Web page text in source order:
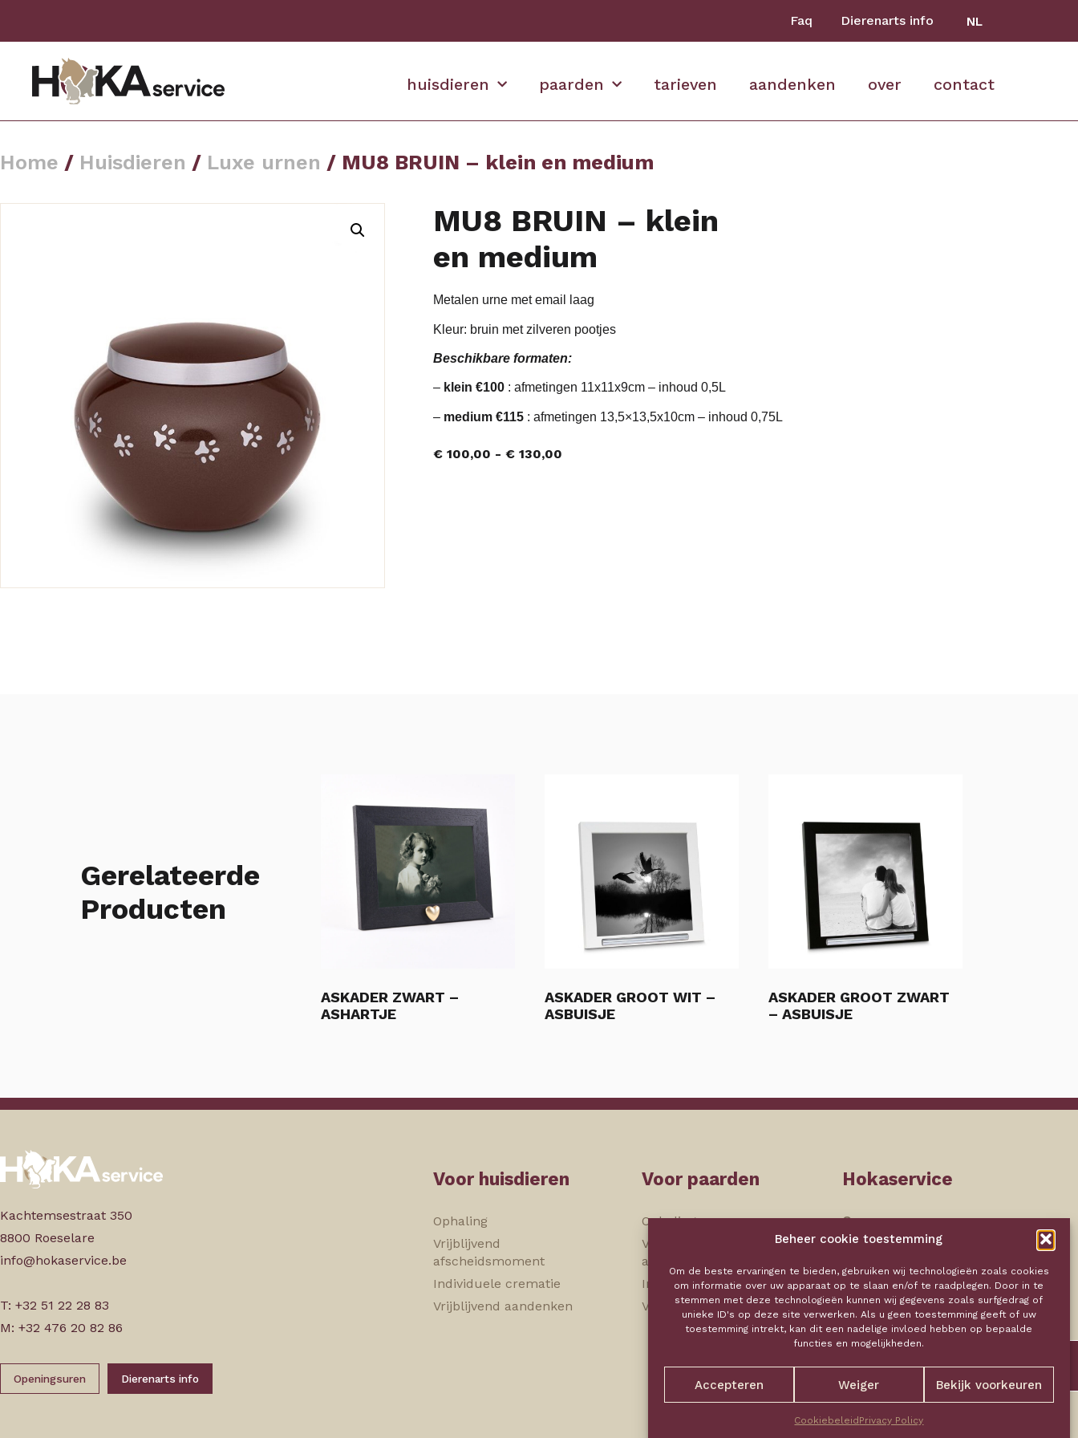
Beheer cookie toestemming
Om de beste ervaringen te bieden, gebruiken wij technologieën zoals cookies
om informatie over uw apparaat op te slaan en/of te raadplegen. Door in te
stemmen met deze technologieën kunnen wij gegevens zoals surfgedrag of
unieke ID's op deze site verwerken. Als u geen toestemming geeft of uw
toestemming intrekt, kan dit een nadelige invloed hebben op bepaalde
functies en mogelijkheden.
Accepteren Weiger Bekijk voorkeuren
Cookiebeleid Privacy Policy
Faq Dierenarts info NL
huisdieren paarden tarieven aandenken over contact
Home / Huisdieren / Luxe urnen / MU8 BRUIN – klein en medium
MU8 BRUIN – klein
en medium
Metalen urne met email laag
Kleur: bruin met zilveren pootjes
Beschikbare formaten:
– klein €100 : afmetingen 11x11x9cm – inhoud 0,5L
– medium €115 : afmetingen 13,5×13,5x10cm – inhoud 0,75L
€ 100,00 - € 130,00
Gerelateerde
Producten
ASKADER ZWART –
ASHARTJE
ASKADER GROOT WIT –
ASBUISJE
ASKADER GROOT ZWART
– ASBUISJE
Kachtemsestraat 350
8800 Roeselare
info@hokaservice.be
T: +32 51 22 28 83
M: +32 476 20 82 86
Openingsuren Dierenarts info
Voor huisdieren
Ophaling
Vrijblijvend
afscheidsmoment
Individuele crematie
Vrijblijvend aandenken
Voor paarden
Ophaling
Vrijblijvend
afscheidsmoment
Individuele crematie
Vrijblijvend aandenken
Hokaservice
Over ons
Onze tarieven
Contact
Privacy policy
Verkoopsvoorwaarden